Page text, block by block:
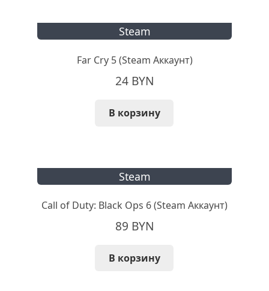
Steam
Far Cry 5 (Steam Аккаунт)
24 BYN
В корзину
Steam
Call of Duty: Black Ops 6 (Steam Аккаунт)
89 BYN
В корзину